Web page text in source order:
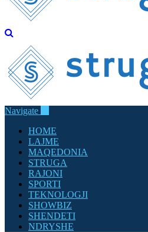
Navigate
HOME
LAJME
MAQEDONIA
STRUGA
RAJONI
SPORTI
TEKNOLOGJI
SHOWBIZ
SHENDETI
NDRYSHE